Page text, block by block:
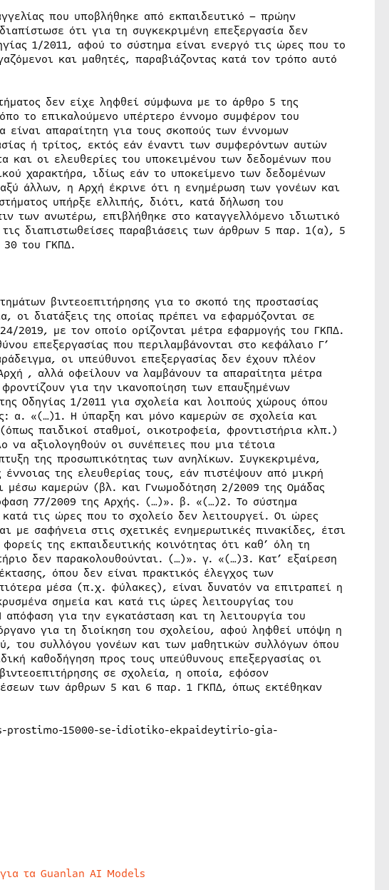
που υποβλήθηκε από εκπαιδευτικό – πρώην
ότι για τη συγκεκριμένη επεξεργασία δεν
1/2011, αφού το σύστημα είναι ενεργό τις ώρες που το
και μαθητές, παραβιάζοντας κατά τον τρόπο αυτό
δεν είχε ληφθεί σύμφωνα με το άρθρο 5 της
το επικαλούμενο υπέρτερο έννομο συμφέρον του
είναι απαραίτητη για τους σκοπούς των έννομων
ή τρίτος, εκτός εάν έναντι των συμφερόντων αυτών
και οι ελευθερίες του υποκειμένου των δεδομένων που
χαρακτήρα, ιδίως εάν το υποκείμενο των δεδομένων
άλλων, η Αρχή έκρινε ότι η ενημέρωση των γονέων και
υπήρξε ελλιπής, διότι, κατά δήλωση του
των ανωτέρω, επιβλήθηκε στο καταγγελλόμενο ιδιωτικό
τις διαπιστωθείσες παραβιάσεις των άρθρων 5 παρ. 1(α), 5
του ΓΚΠΔ.
βιντεοεπιτήρησης για το σκοπό της προστασίας
διατάξεις της οποίας πρέπει να εφαρμόζονται σε
2019, με τον οποίο ορίζονται μέτρα εφαρμογής του ΓΚΠΔ.
επεξεργασίας που περιλαμβάνονται στο κεφάλαιο Γ’
οι υπεύθυνοι επεξεργασίας δεν έχουν πλέον
, αλλά οφείλουν να λαμβάνουν τα απαραίτητα μέτρα
για την ικανοποίηση των επαυξημένων
Οδηγίας 1/2011 για σχολεία και λοιπούς χώρους όπου
α. «(…)1. Η ύπαρξη και μόνο καμερών σε σχολεία και
παιδικοί σταθμοί, οικοτροφεία, φροντιστήρια κλπ.)
να αξιολογηθούν οι συνέπειες που μια τέτοια
της προσωπικότητας των ανηλίκων. Συγκεκριμένα,
της ελευθερίας τους, εάν πιστέψουν από μικρή
μέσω καμερών (βλ. και Γνωμοδότηση 2/2009 της Ομάδας
77/2009 της Αρχής. (…)». β. «(…)2. Το σύστημα
τις ώρες που το σχολείο δεν λειτουργεί. Οι ώρες
με σαφήνεια στις σχετικές ενημερωτικές πινακίδες, έτσι
της εκπαιδευτικής κοινότητας ότι καθ’ όλη τη
δεν παρακολουθούνται. (…)». γ. «(…)3. Κατ’ εξαίρεση
όπου δεν είναι πρακτικός έλεγχος των
μέσα (π.χ. φύλακες), είναι δυνατόν να επιτραπεί η
σημεία και κατά τις ώρες λειτουργίας του
για την εγκατάσταση και τη λειτουργία του
για τη διοίκηση του σχολείου, αφού ληφθεί υπόψη η
του συλλόγου γονέων και των μαθητικών συλλόγων όπου
καθοδήγηση προς τους υπεύθυνους επεξεργασίας οι
σε σχολεία, η οποία, εφόσον
των άρθρων 5 και 6 παρ. 1 ΓΚΠΔ, όπως εκτέθηκαν
prostimo-15000-se-idiotiko-ekpaideytirio-gia-
τα Guanlan AI Models